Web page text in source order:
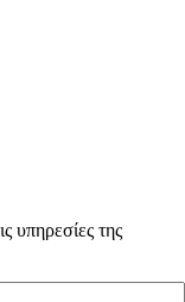
υπηρεσίες της